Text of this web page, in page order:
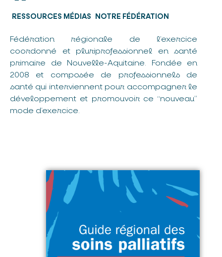
RESSOURCES MÉDIAS NOTRE FÉDÉRATION
Fédération régionale de l’exercice
coordonné et pluriprofessionnel en santé
primaire de Nouvelle-Aquitaine. Fondée en
2008 et composée de professionnels de
santé qui interviennent pour accompagner le
développement et promouvoir ce “nouveau”
mode d’exercice.